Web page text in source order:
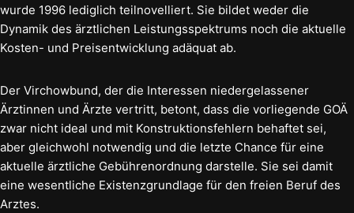
wurde 1996 lediglich teilnovelliert. Sie bildet weder die
Dynamik des ärztlichen Leistungsspektrums noch die aktuelle
Kosten- und Preisentwicklung adäquat ab.
Der Virchowbund, der die Interessen niedergelassener
Ärztinnen und Ärzte vertritt, betont, dass die vorliegende GOÄ
zwar nicht ideal und mit Konstruktionsfehlern behaftet sei,
aber gleichwohl notwendig und die letzte Chance für eine
aktuelle ärztliche Gebührenordnung darstelle. Sie sei damit
eine wesentliche Existenzgrundlage für den freien Beruf des
Arztes.